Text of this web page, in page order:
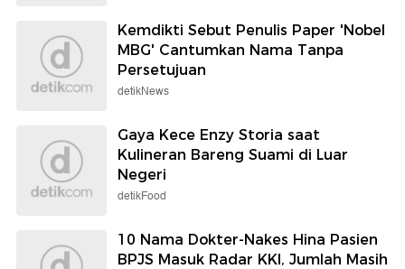
Kemdikti Sebut Penulis Paper 'Nobel
MBG' Cantumkan Nama Tanpa
Persetujuan
detikNews
Gaya Kece Enzy Storia saat
Kulineran Bareng Suami di Luar
Negeri
detikFood
10 Nama Dokter-Nakes Hina Pasien
BPJS Masuk Radar KKI, Jumlah Masih